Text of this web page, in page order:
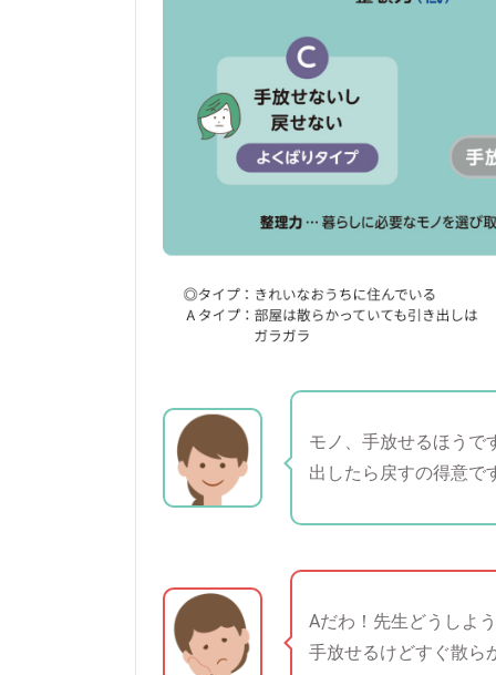
モノ、手放せるほうで
出したら戻すの得意で
Aだわ！先生どうしよ
手放せるけどすぐ散ら